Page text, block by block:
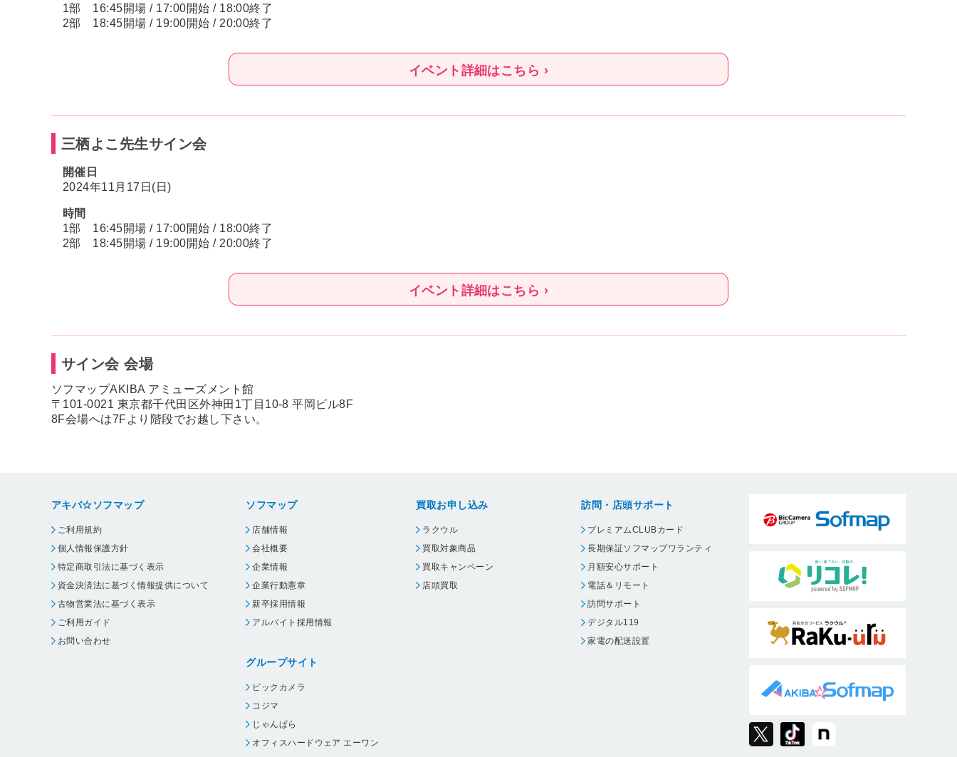
1部 16:45開場 / 17:00開始 / 18:00終了
2部 18:45開場 / 19:00開始 / 20:00終了
イベント詳細はこちら ›
三栖よこ先生サイン会
開催日
2024年11月17日(日)
時間
1部 16:45開場 / 17:00開始 / 18:00終了
2部 18:45開場 / 19:00開始 / 20:00終了
イベント詳細はこちら ›
サイン会 会場
ソフマップAKIBA アミューズメント館
〒101-0021 東京都千代田区外神田1丁目10-8 平岡ビル8F
8F会場へは7Fより階段でお越し下さい。
アキバ☆ソフマップ
ご利用規約
個人情報保護方針
特定商取引法に基づく表示
資金決済法に基づく情報提供について
古物営業法に基づく表示
ご利用ガイド
お問い合わせ
ソフマップ
店舗情報
会社概要
企業情報
企業行動憲章
新卒採用情報
アルバイト採用情報
グループサイト
ビックカメラ
コジマ
じゃんぱら
オフィスハードウェア エーワン
買取お申し込み
ラクウル
買取対象商品
買取キャンペーン
店頭買取
訪問・店頭サポート
プレミアムCLUBカード
長期保証ソフマップワランティ
月額安心サポート
電話＆リモート
訪問サポート
デジタル119
家電の配送設置